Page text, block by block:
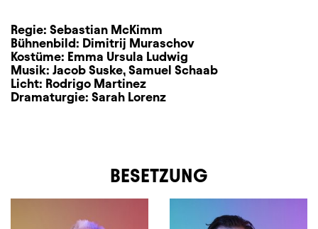
Regie: Sebastian McKimm
Bühnenbild: Dimitrij Muraschov
Kostüme: Emma Ursula Ludwig
Musik: Jacob Suske, Samuel Schaab
Licht: Rodrigo Martinez
Dramaturgie: Sarah Lorenz
BESETZUNG